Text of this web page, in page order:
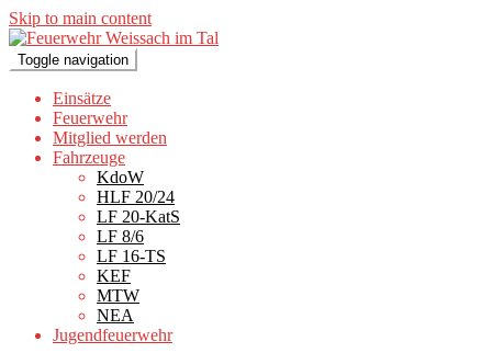
Skip to main content
Toggle navigation
Einsätze
Feuerwehr
Mitglied werden
Fahrzeuge
KdoW
HLF 20/24
LF 20-KatS
LF 8/6
LF 16-TS
KEF
MTW
NEA
Jugendfeuerwehr